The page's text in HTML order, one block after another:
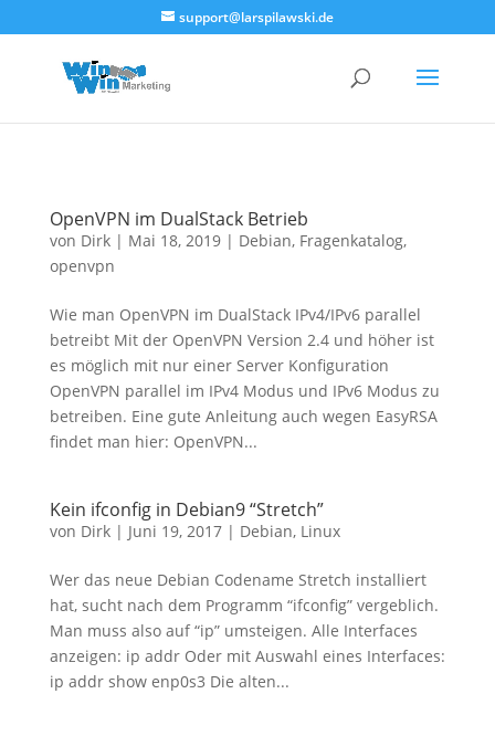
support@larspilawski.de
OpenVPN im DualStack Betrieb
von Dirk| Mai 18, 2019| Debian, Fragenkatalog,
openvpn
Wie man OpenVPN im DualStack IPv4/IPv6 parallel
betreibt Mit der OpenVPN Version 2.4 und höher ist
es möglich mit nur einer Server Konfiguration
OpenVPN parallel im IPv4 Modus und IPv6 Modus zu
betreiben. Eine gute Anleitung auch wegen EasyRSA
findet man hier: OpenVPN...
Kein ifconfig in Debian9 “Stretch”
von Dirk| Juni 19, 2017| Debian, Linux
Wer das neue Debian Codename Stretch installiert
hat, sucht nach dem Programm “ifconfig” vergeblich.
Man muss also auf “ip” umsteigen. Alle Interfaces
anzeigen: ip addr Oder mit Auswahl eines Interfaces:
ip addr show enp0s3 Die alten...